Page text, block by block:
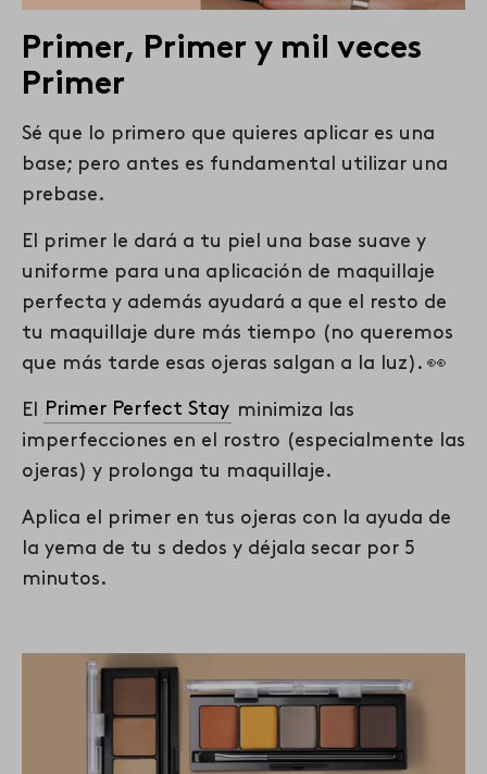
Primer, Primer y mil veces
Primer
Sé que lo primero que quieres aplicar es una
base; pero antes es fundamental utilizar una
prebase.
El primer le dará a tu piel una base suave y
uniforme para una aplicación de maquillaje
perfecta y además ayudará a que el resto de
tu maquillaje dure más tiempo (no queremos
que más tarde esas ojeras salgan a la luz). 👀
El Primer Perfect Stay minimiza las
imperfecciones en el rostro (especialmente las
ojeras) y prolonga tu maquillaje.
Aplica el primer en tus ojeras con la ayuda de
la yema de tu s dedos y déjala secar por 5
minutos.